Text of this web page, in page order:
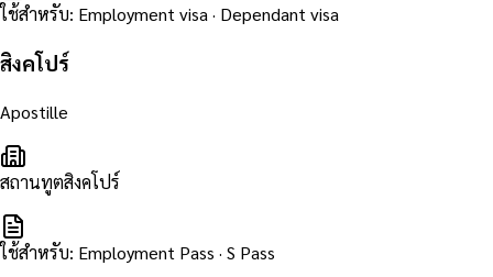
ใช้สำหรับ: Employment visa · Dependant visa
สิงคโปร์
Apostille
สถานทูตสิงคโปร์
ใช้สำหรับ: Employment Pass · S Pass